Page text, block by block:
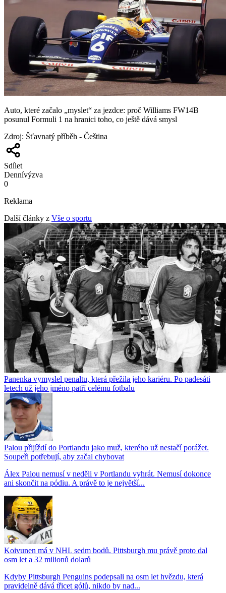
Auto, které začalo „myslet“ za jezdce: proč Williams FW14B
posunul Formuli 1 na hranici toho, co ještě dává smysl
Zdroj: Šťavnatý příběh - Čeština
Sdílet
Dennívýzva
0
Reklama
Další články z Vše o sportu
Panenka vymyslel penaltu, která přežila jeho kariéru. Po padesáti
letech už jeho jméno patří celému fotbalu
Palou přijíždí do Portlandu jako muž, kterého už nestačí porážet.
Soupeři potřebují, aby začal chybovat
Álex Palou nemusí v neděli v Portlandu vyhrát. Nemusí dokonce
ani skončit na pódiu. A právě to je největší...
Koivunen má v NHL sedm bodů. Pittsburgh mu právě proto dal
osm let a 32 milionů dolarů
Kdyby Pittsburgh Penguins podepsali na osm let hvězdu, která
pravidelně dává třicet gólů, nikdo by nad...